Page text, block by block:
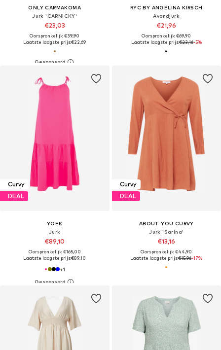
ONLY CARMAKOMA
Jurk 'CARNICKY'
€23,03
Oorspronkelijk: €39,90
Laatste laagste prijs:€22,69
RYC BY ANGELINA KIRSCH
Avondjurk
€21,96
Oorspronkelijk: €69,90
Laatste laagste prijs:€23,16-5%
Curvy
DEAL
YOEK
Jurk
€89,10
Oorspronkelijk: €165,00
Laatste laagste prijs:€89,10
+1
Curvy
DEAL
ABOUT YOU CURVY
Jurk 'Sarina'
€13,16
Oorspronkelijk: €44,90
Laatste laagste prijs:€15,96-17%